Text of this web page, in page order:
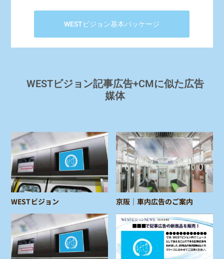
WESTビジョン基本パッケージ
WESTビジョン記事広告+CMに似た広告
媒体
WESTビジョン 京阪｜車内広告のご案内